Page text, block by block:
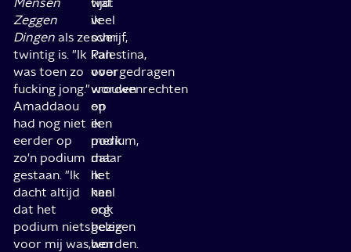
Zeggen
Dingen als ze
twintig is. "Ik
was toen zo
fucking jong."
Amaddaou
had nog niet
eerder op
zo'n podium
gestaan. "Ik
dacht altijd
dat het
podium niets
voor mij was,
ik
schrijf,
kan
voorgedragen
worden
op
een
podium,
maar
het
kan
ook
gelezen
worden.
veel
over
Palestina,
over
vrouwenrechten
en
ik
merk
dat
ik
heel
erg
bezig
ben